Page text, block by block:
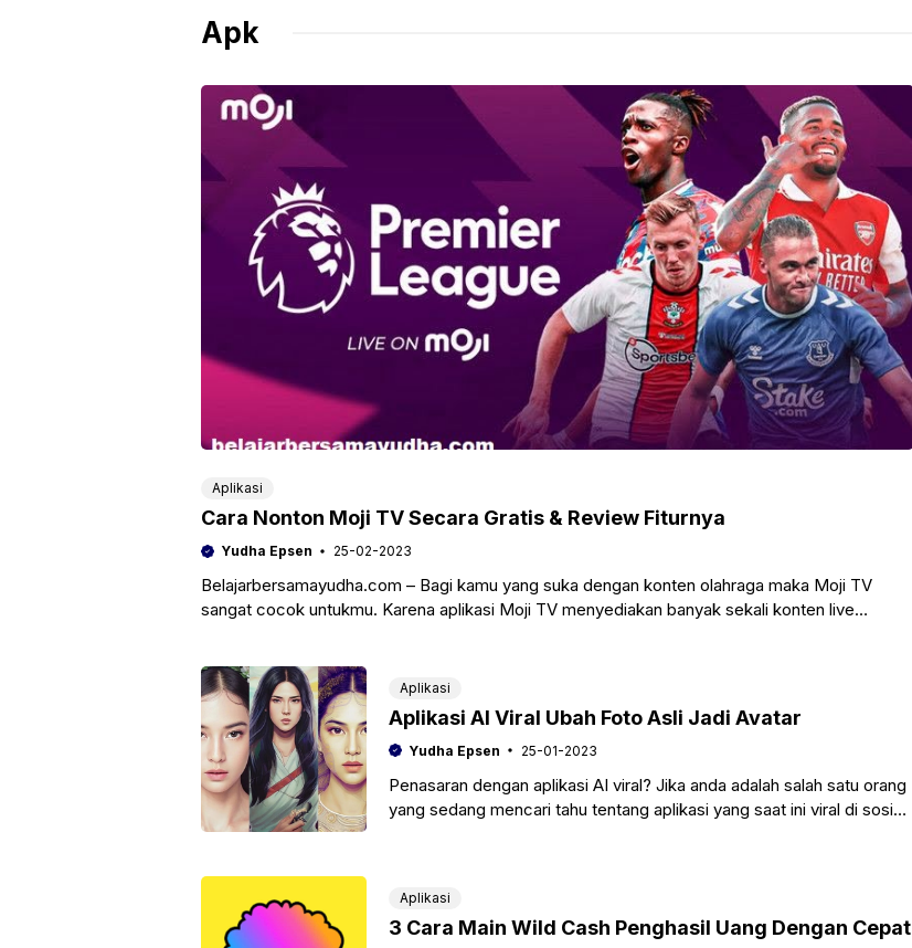
Apk
Aplikasi
Cara Nonton Moji TV Secara Gratis & Review Fiturnya
Yudha Epsen 25-02-2023
Belajarbersamayudha.com – Bagi kamu yang suka dengan konten olahraga maka Moji TV
sangat cocok untukmu. Karena aplikasi Moji TV menyediakan banyak sekali konten live
Aplikasi
Aplikasi AI Viral Ubah Foto Asli Jadi Avatar
Yudha Epsen 25-01-2023
Penasaran dengan aplikasi AI viral? Jika anda adalah salah satu orang
yang sedang mencari tahu tentang aplikasi yang saat ini viral di sosial
Aplikasi
3 Cara Main Wild Cash Penghasil Uang Dengan Cepat